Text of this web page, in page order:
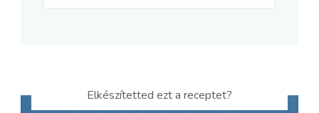
Elkészítetted ezt a receptet?